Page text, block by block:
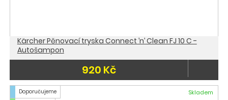
Kärcher Pěnovací tryska Connect ’n’ Clean FJ 10 C -
Autošampon
920 Kč
Doporučujeme
Skladem